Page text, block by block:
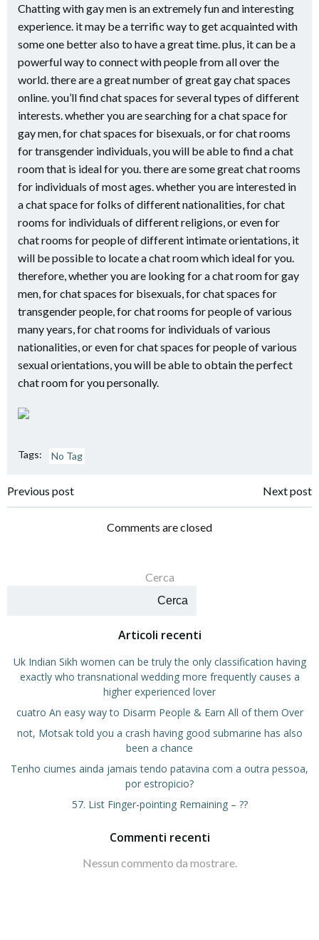
Chatting with gay men is an extremely fun and interesting
experience. it may be a terrific way to get acquainted with
some one better also to have a great time. plus, it can be a
powerful way to connect with people from all over the
world. there are a great number of great gay chat spaces
online. you’ll find chat spaces for several types of different
interests. whether you are searching for a chat space for
gay men, for chat spaces for bisexuals, or for chat rooms
for transgender individuals, you will be able to find a chat
room that is ideal for you. there are some great chat rooms
for individuals of most ages. whether you are interested in
a chat space for folks of different nationalities, for chat
rooms for individuals of different religions, or even for
chat rooms for people of different intimate orientations, it
will be possible to locate a chat room which ideal for you.
therefore, whether you are looking for a chat room for gay
men, for chat spaces for bisexuals, for chat spaces for
transgender people, for chat rooms for people of various
many years, for chat rooms for individuals of various
nationalities, or even for chat spaces for people of various
sexual orientations, you will be able to obtain the perfect
chat room for you personally.
Tags: No Tag
Navigazione
Previous post
Navigazione
articoli
Next post
Comments are closed
Cerca
Cerca
Articoli recenti
Uk Indian Sikh women can be truly the only classification having
exactly who transnational wedding more frequently causes a
higher experienced lover
cuatro An easy way to Disarm People & Earn All of them Over
not, Motsak told you a crash having good submarine has also
been a chance
Tenho ciumes ainda jamais tendo patavina com a outra pessoa,
por estropicio?
57. List Finger-pointing Remaining – ??
Commenti recenti
Nessun commento da mostrare.